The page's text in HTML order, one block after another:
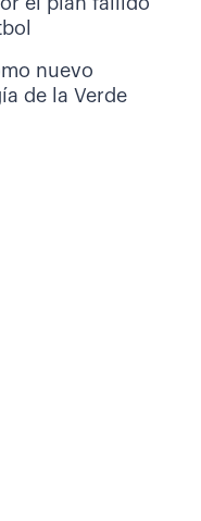
nuevo
de la Verde